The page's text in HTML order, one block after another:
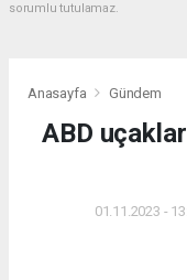
sorumlu tutulamaz.
Anasayfa Gündem
ABD
01.11.2023 -